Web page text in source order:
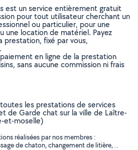
est un service entièrement gratuit
pour tout utilisateur cherchant un
ou particulier, pour une
une location de matériel. Payez
prestation, fixé par vous,
en ligne de la prestation
sans aucune commission ni frais
les prestations de services
de Garde chat sur la ville de Laître-
et-moselle)
réalisées par nos membres :
de chaton, changement de litière, ..